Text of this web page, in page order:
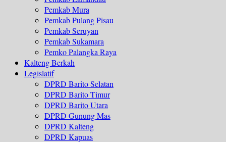
Pemkab Mura
Pemkab Pulang Pisau
Pemkab Seruyan
Pemkab Sukamara
Pemko Palangka Raya
Kalteng Berkah
Legislatif
DPRD Barito Selatan
DPRD Barito Timur
DPRD Barito Utara
DPRD Gunung Mas
DPRD Kalteng
DPRD Kapuas